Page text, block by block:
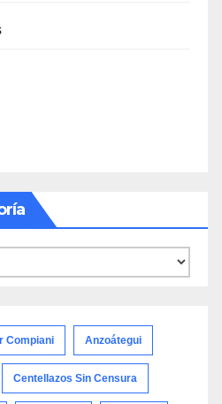
Compiani Anzoátegui
Centellazos Sin Censura